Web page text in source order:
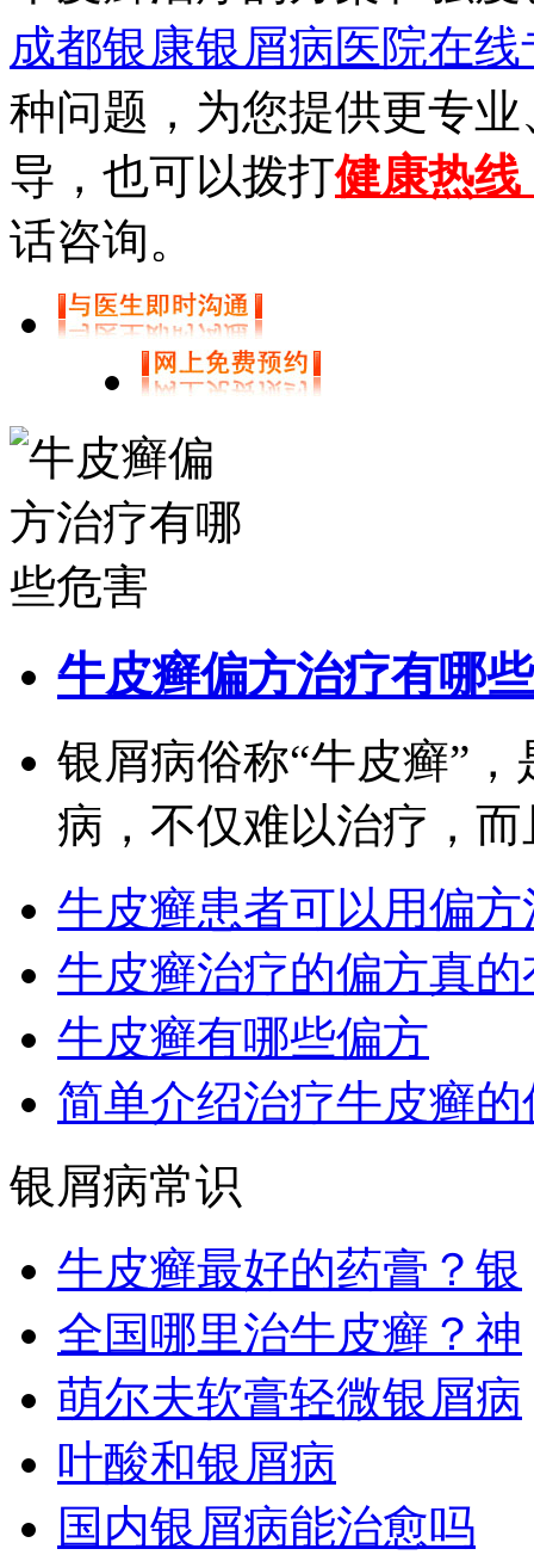
成都银康银屑病医院在线
种问题，为您提供更专
导，也可以拨打健康热线
话咨询。
牛皮癣偏方治疗有哪
银屑病俗称“牛皮癣”
病，不仅难以治疗，而
牛皮癣患者可以用偏方
牛皮癣治疗的偏方真的
牛皮癣有哪些偏方
简单介绍治疗牛皮癣的
银屑病常识
牛皮癣最好的药膏？银
全国哪里治牛皮癣？神
萌尔夫软膏轻微银屑病
叶酸和银屑病
国内银屑病能治愈吗